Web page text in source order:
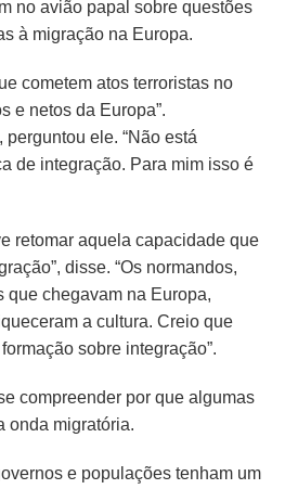
no avião papal sobre questões
à migração na Europa.
cometem atos terroristas no
e netos da Europa”.
perguntou ele. “Não está
de integração. Para mim isso é
retomar aquela capacidade que
disse. “Os normandos,
que chegavam na Europa,
a cultura. Creio que
sobre integração”.
compreender por que algumas
onda migratória.
e populações tenham um